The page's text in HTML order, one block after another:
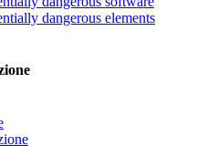
dangerous elements